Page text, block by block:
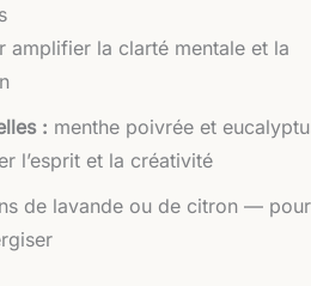
amplifier la clarté mentale et la
: menthe poivrée et
l’esprit et la créativité
de lavande ou de citron — pour